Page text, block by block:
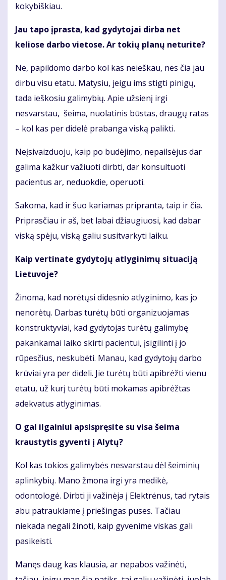
kokybiškiau.
Jau tapo įprasta, kad gydytojai dirba net
keliose darbo vietose. Ar tokių planų neturite?
Ne, papildomo darbo kol kas neieškau, nes čia jau
dirbu visu etatu. Matysiu, jeigu ims stigti pinigų,
tada ieškosiu galimybių. Apie užsienį irgi
nesvarstau, šeima, nuolatinis būstas, draugų ratas
– kol kas per didelė prabanga viską palikti.
Neįsivaizduoju, kaip po budėjimo, nepailsėjus dar
galima kažkur važiuoti dirbti, dar konsultuoti
pacientus ar, neduokdie, operuoti.
Sakoma, kad ir šuo kariamas pripranta, taip ir čia.
Priprasčiau ir aš, bet labai džiaugiuosi, kad dabar
viską spėju, viską galiu susitvarkyti laiku.
Kaip vertinate gydytojų atlyginimų situaciją
Lietuvoje?
Žinoma, kad norėtųsi didesnio atlyginimo, kas jo
nenorėtų. Darbas turėtų būti organizuojamas
konstruktyviai, kad gydytojas turėtų galimybę
pakankamai laiko skirti pacientui, įsigilinti į jo
rūpesčius, neskubėti. Manau, kad gydytojų darbo
krūviai yra per dideli. Jie turėtų būti apibrėžti vienu
etatu, už kurį turėtų būti mokamas apibrėžtas
adekvatus atlyginimas.
O gal ilgainiui apsispręsite su visa šeima
kraustytis gyventi į Alytų?
Kol kas tokios galimybės nesvarstau dėl šeiminių
aplinkybių. Mano žmona irgi yra medikė,
odontologė. Dirbti ji važinėja į Elektrėnus, tad rytais
abu patraukiame į priešingas puses. Tačiau
niekada negali žinoti, kaip gyvenime viskas gali
pasikeisti.
Manęs daug kas klausia, ar nepabos važinėti,